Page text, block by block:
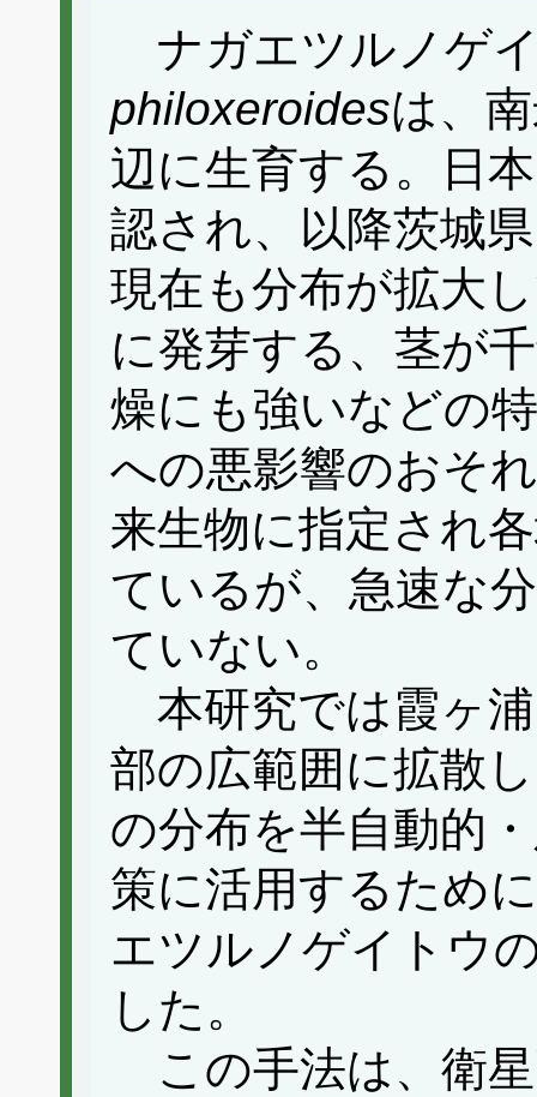
ナガエツルノゲ
philoxeroidesは、
辺に生育する。日
認され、以降茨城
現在も分布が拡大
に発芽する、茎が
燥にも強いなどの
への悪影響のおそ
来生物に指定され
ているが、急速な
ていない。
本研究では霞ヶ
部の広範囲に拡散
の分布を半自動的
策に活用するため
エツルノゲイトウ
した。
この手法は、衛